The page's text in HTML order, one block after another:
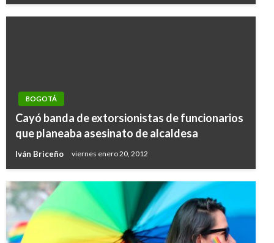
BOGOTÁ
Cayó banda de extorsionistas de funcionarios
que planeaba asesinato de alcaldesa
Iván Briceño viernes enero 20, 2012